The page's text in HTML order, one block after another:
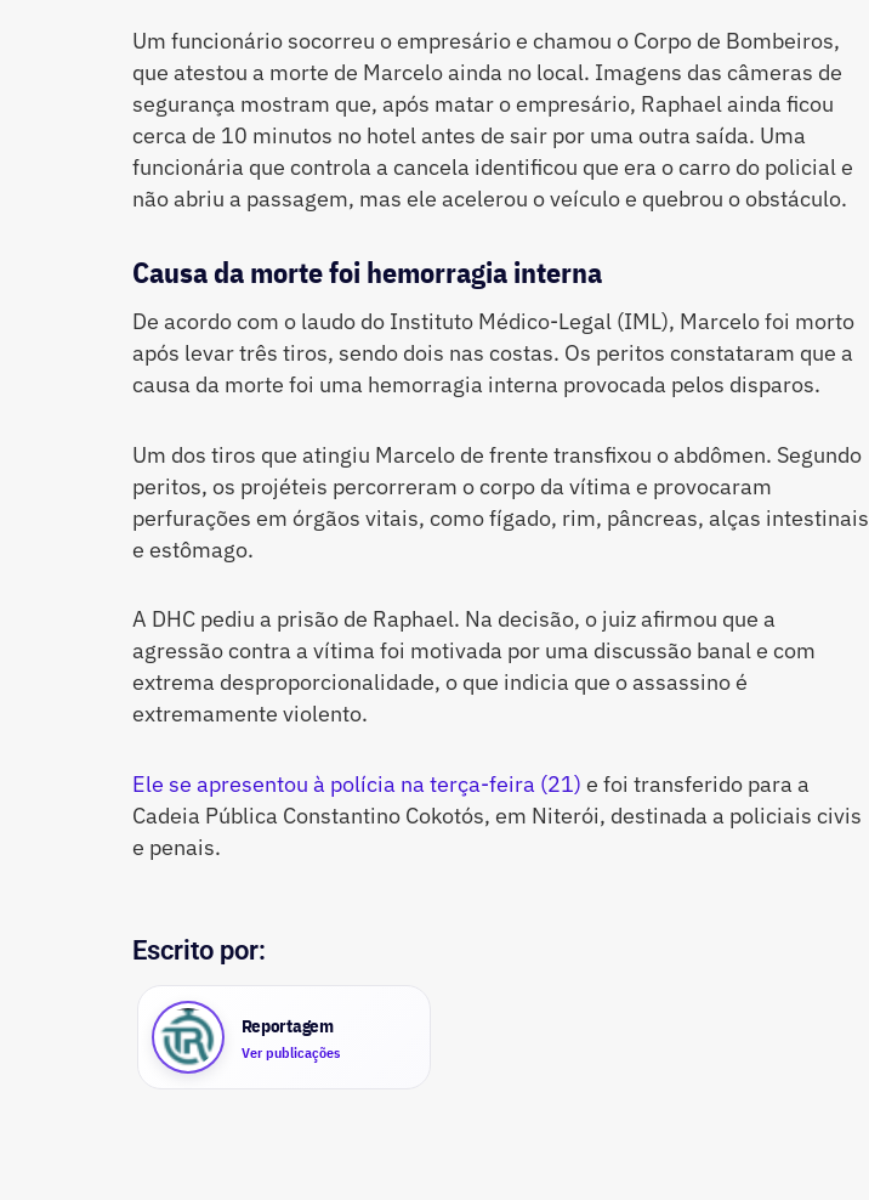
Um funcionário socorreu o empresário e chamou o Corpo de Bombeiros,
que atestou a morte de Marcelo ainda no local. Imagens das câmeras de
segurança mostram que, após matar o empresário, Raphael ainda ficou
cerca de 10 minutos no hotel antes de sair por uma outra saída. Uma
funcionária que controla a cancela identificou que era o carro do policial e
não abriu a passagem, mas ele acelerou o veículo e quebrou o obstáculo.
Causa da morte foi hemorragia interna
De acordo com o laudo do Instituto Médico-Legal (IML), Marcelo foi morto
após levar três tiros, sendo dois nas costas. Os peritos constataram que a
causa da morte foi uma hemorragia interna provocada pelos disparos.
Um dos tiros que atingiu Marcelo de frente transfixou o abdômen. Segundo
peritos, os projéteis percorreram o corpo da vítima e provocaram
perfurações em órgãos vitais, como fígado, rim, pâncreas, alças intestinais
e estômago.
A DHC pediu a prisão de Raphael. Na decisão, o juiz afirmou que a
agressão contra a vítima foi motivada por uma discussão banal e com
extrema desproporcionalidade, o que indicia que o assassino é
extremamente violento.
Ele se apresentou à polícia na terça-feira (21) e foi transferido para a
Cadeia Pública Constantino Cokotós, em Niterói, destinada a policiais civis
e penais.
Escrito por:
Reportagem
Ver publicações